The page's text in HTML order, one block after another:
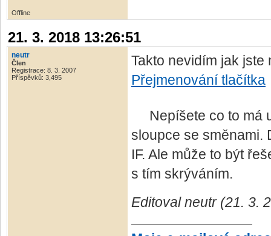
Offline
21. 3. 2018 13:26:51
neutr
Člen
Registrace: 8. 3. 2007
Příspěvků: 3,495
Takto nevidím jak
Přejmenování tlačítka
Nepíšete co to má
sloupce se směnami.
IF. Ale může to být
s tím skrýváním.
Editoval neutr (21. 3.